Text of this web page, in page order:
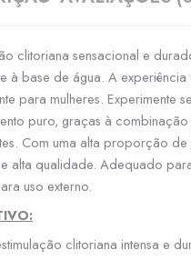
clitoriana sensacional e
à base de água. A
para mulheres. Experimente
puro, graças à combinação
Com uma alta proporção de
alta qualidade. Adequado
uso externo.
clitoriana intensa e